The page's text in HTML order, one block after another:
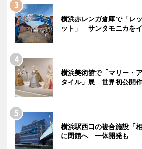
横浜赤レンガ倉庫で「レ
ット」 サンタモニカを
横浜美術館で「マリー・
タイル」展 世界初公開
横浜駅西口の複合施設「
に閉館へ 一体開発も